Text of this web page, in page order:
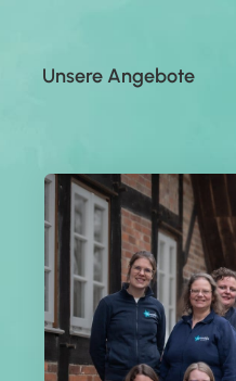
Unsere Angebote